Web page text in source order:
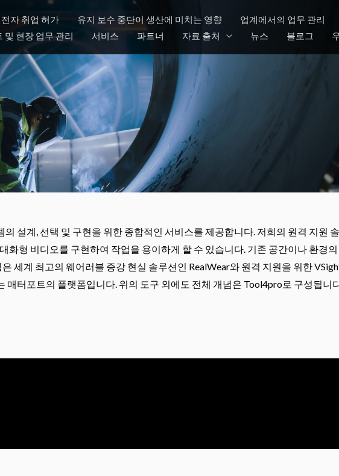
전자 취업 허가 유지 보수 중단이 생산에 미치는 영향
업계에서의 업무 관리
및 현장 업무 관리
서비스 파트너 자료 출처 뉴스 블로그
설계, 선택 및 구현을 위한 종합적인 서비스를 제공합니다. 저희의 원격 지원
화형 비디오를 구현하여 작업을 용이하게 할 수 있습니다. 기존 공간이나 환경
세계 최고의 웨어러블 증강 현실 솔루션인 RealWear와 원격 지원을 위한
매터포트의 플랫폼입니다. 위의 도구 외에도 전체 개념은 Tool4pro로 구성됩니